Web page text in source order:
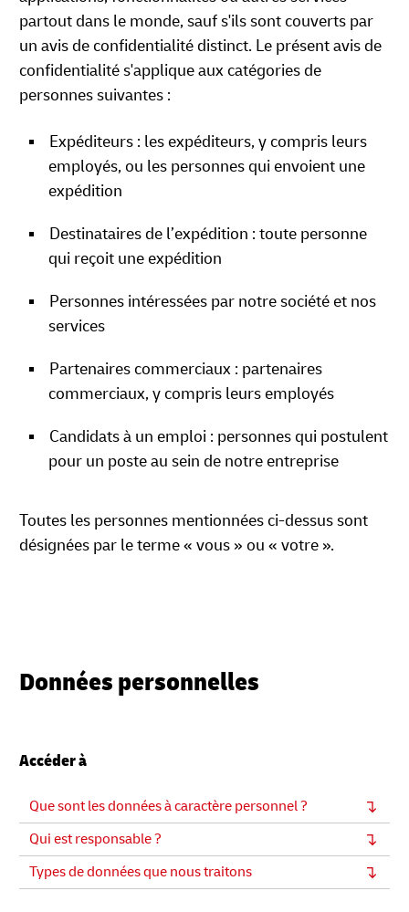
partout dans le monde, sauf s'ils sont couverts par
un avis de confidentialité distinct. Le présent avis de
confidentialité s'applique aux catégories de
personnes suivantes :
Expéditeurs : les expéditeurs, y compris leurs
employés, ou les personnes qui envoient une
expédition
Destinataires de l’expédition : toute personne
qui reçoit une expédition
Personnes intéressées par notre société et nos
services
Partenaires commerciaux : partenaires
commerciaux, y compris leurs employés
Candidats à un emploi : personnes qui postulent
pour un poste au sein de notre entreprise
Toutes les personnes mentionnées ci-dessus sont
désignées par le terme « vous » ou « votre ».
Données personnelles
Accéder à
Que sont les données à caractère personnel ?
Qui est responsable ?
Types de données que nous traitons